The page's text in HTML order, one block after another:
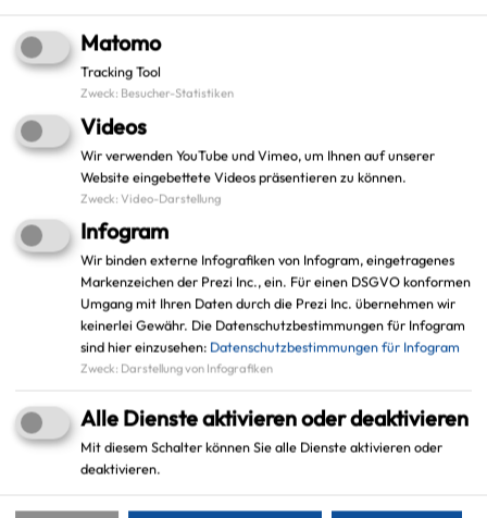
Adresse:
Stadt Recklinghausen
Projekt: Filmfriend
Rathausplatz 3
45657 Recklinghausen
Schlagworte
smarte Projekte StadtRE
smartes Leben Recklinghausen
Matomo
Tracking Tool
Zweck: Besucher-Statistiken
Videos
Wir verwenden YouTube und Vimeo, um Ihnen auf unserer
Website eingebettete Videos präsentieren zu können.
Zweck: Video-Darstellung
Infogram
Wir binden externe Infografiken von Infogram, eingetragenes
Markenzeichen der Prezi Inc., ein. Für einen DSGVO konformen
Umgang mit Ihren Daten durch die Prezi Inc. übernehmen wir
keinerlei Gewähr. Die Datenschutzbestimmungen für Infogram
sind hier einzusehen: Datenschutzbestimmungen für Infogram
Zweck: Darstellung von Infografiken
Alle Dienste aktivieren oder deaktivieren
Mit diesem Schalter können Sie alle Dienste aktivieren oder
deaktivieren.